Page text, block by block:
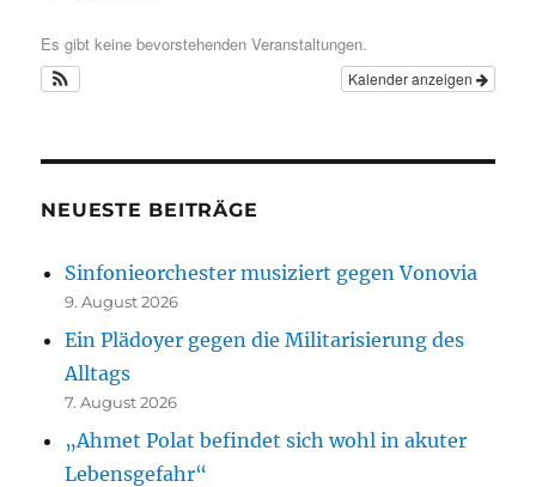
Es gibt keine bevorstehenden Veranstaltungen.
Kalender anzeigen
NEUESTE BEITRÄGE
Sinfonieorchester musiziert gegen Vonovia
9. August 2026
Ein Plädoyer gegen die Militarisierung des
Alltags
7. August 2026
„Ahmet Polat befindet sich wohl in akuter
Lebensgefahr“